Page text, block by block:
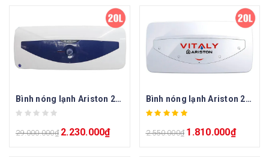
Bình nóng lạnh Ariston 20l BLU 20 SLIM
29.000.000₫ 2.230.000₫
Bình nóng lạnh Ariston 20l Vitaly 20 SLIM
2.550.000₫ 1.810.000₫